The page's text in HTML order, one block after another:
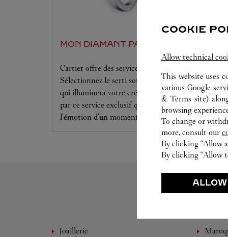
MON DIAMANT PAR CARTIER
Cartier offre des services à la mesure de vos rêves.
Sélectionnez le serti souhaité ainsi que le diamant
qui illuminera votre création. Laissez-vous séduire
par ce service exclusif qui vous procurera
l'émotion d'un moment unique.
Joaillerie
COOKIE
Allow technical
This website uses
various Google
& Terms site)
browsing
To change or
more, consult our
By clicking “Allow
By clicking “Allow